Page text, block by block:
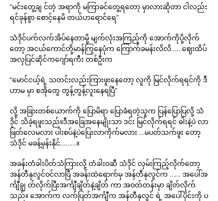
“မင်းတွေ့ချ င်တဲ့ အရာကို မကြာခင်တွေ့ရတော့ မှာလားဆိုတာ ငါလည်း
ရင်ခုန်စွာ စောင့်နေမိ တယ်ဟရောင်ရေ”
သံဒိုင်ပက်လက်အိပ်နေတာမို့ မျက်လုံးအကြည့်ကို အောက်ကိုပို့လိုက်
တော့ အငယ်ကောင်တို့မာန်ကြွနေပုံက ကြောက်ခမန်းလိလိ……ဈေးထိပ်
အလှပြင်ဆိုင်ကဂျော်ရကီး တစ်ဦးက
“မောင်ငယ့်ရဲ့ သတင်းလည်းကြားဖူးနေတော့ လူကို မြင်လိုက်ရရင်ကို ဒီ
ဟာမ မှာ စအိုတွေ တွန့်တွန့်လူးနေရပြီ”
လို့ အခြားတစ်ယောက်ကို ပြောမိရာ ပြောခံရတဲ့သူက ပြန်ပြောပြလို့ သံ
ဒိုင် သိခဲ့ရဖူးသည်။ဒီအခြေအနေမျိုးသာ ဒင်း မြင်လိုက်ရရင် ဓါးနဲ့ပဲ လာ
ဖြတ်လေမလား ပါးစပ်နဲ့ပဲပြေးလာကိုက်မလား …မပတ်သက်ဖူး တော့
သံဒိုင် မခန့်မှန်းနိုင်………။
အခန်းတံခါးပိတ်သံကြားလို့ တံခါးဝဆီ သံဒိုင် လှမ်းကြည့်လိုက်တော့
အန်တီနုလွင်ဝင်လာပြီ အခန်းထဲရောက်မှ အန်တီနုလွင်က …… အပေါ်အ
င်္ကျီချွ တ်လိုက်ပြီးအင်္ကျီချိတ်နဲ့ချိတ် ကာ အဝတ်တန်းမှာ ချိတ်လိုက်
သည်။ အောက်က လက်ပြတ်အင်္ကျီက အန်တီနုလွင် ရဲ့ အပေါ်ပိုင်းကို ပ